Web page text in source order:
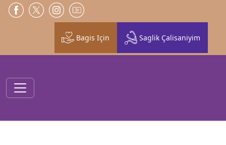
Bagis Için Saglik Çalisaniyim